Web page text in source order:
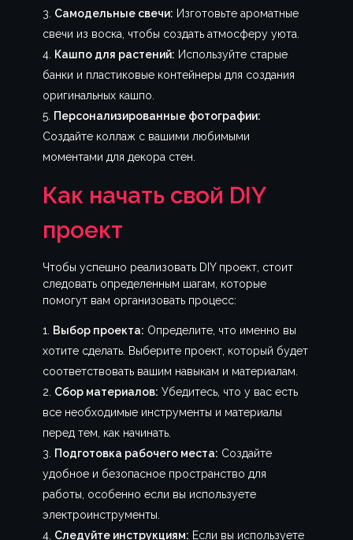
Самодельные свечи: Изготовьте ароматные
свечи из воска, чтобы создать атмосферу уюта.
Кашпо для растений: Используйте старые
банки и пластиковые контейнеры для создания
оригинальных кашпо.
Персонализированные фотографии:
Создайте коллаж с вашими любимыми
моментами для декора стен.
Как начать свой DIY
проект
Чтобы успешно реализовать DIY проект, стоит
следовать определенным шагам, которые
помогут вам организовать процесс:
Выбор проекта: Определите, что именно вы
хотите сделать. Выберите проект, который будет
соответствовать вашим навыкам и материалам.
Сбор материалов: Убедитесь, что у вас есть
все необходимые инструменты и материалы
перед тем, как начинать.
Подготовка рабочего места: Создайте
удобное и безопасное пространство для
работы, особенно если вы используете
электроинструменты.
Следуйте инструкциям: Если вы используете